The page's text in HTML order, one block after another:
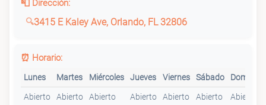
📮 Dirección:
3415 E Kaley Ave, Orlando, FL 32806
⏰ Horario:
Lunes Martes Miércoles Jueves Viernes Sábado Domingo
Abierto Abierto Abierto
Abierto Abierto
Abierto
Abierto